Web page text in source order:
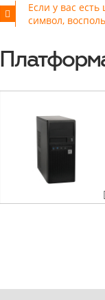
Если у вас
символ,